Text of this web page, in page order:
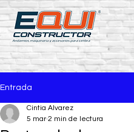
Entrada
Cintia Alvarez
5 mar 2 min de lectura